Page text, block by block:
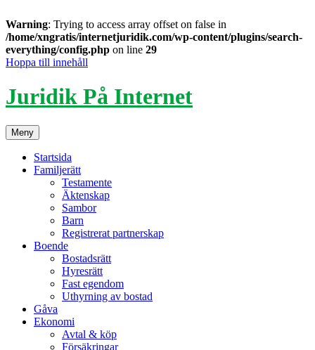
Warning: Trying to access array offset on false in
/home/xngratis/internetjuridik.com/wp-content/plugins/search-
everything/config.php on line 29
Hoppa till innehåll
Juridik På Internet
Meny
Startsida
Familjerätt
Testamente
Äktenskap
Sambor
Barn
Registrerat partnerskap
Boende
Bostadsrätt
Hyresrätt
Fast egendom
Uthyrning av bostad
Gåva
Ekonomi
Avtal & köp
Försäkringar